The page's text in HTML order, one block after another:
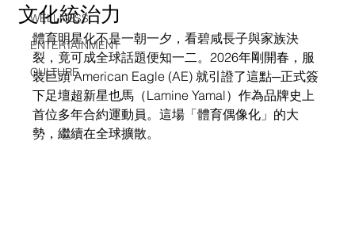
WELLNESS
ENTERTAINMENT
CULTURE
文化統治力
體育明星化不是一朝一夕，看碧咸長子與家族決
裂，竟可成全球話題便知一二。 2026年剛開春，服
裝巨頭 American Eagle (AE) 就引證了這點─正式簽
下足壇超新星也馬（Lamine Yamal）作為品牌史上
首位多年合約運動員。這場「體育偶像化」的大
勢，繼續在全球擴散。